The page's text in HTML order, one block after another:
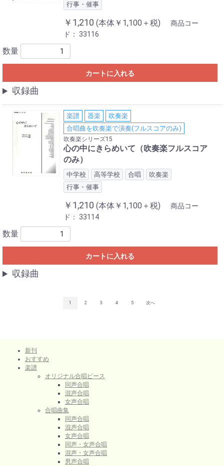
行事・催事
￥1,210 (本体￥1,100＋税)
商品コー
ド： 33116
数量
カートに入れる
収録曲
楽譜 器楽
吹奏楽
合唱曲を吹奏楽で演奏(フルスコアのみ)
吹奏楽シリーズ15
心の中にきらめいて（吹奏楽フルスコア
のみ）
中学校 高等学校 合唱
吹奏楽
行事・催事
￥1,210 (本体￥1,100＋税)
商品コー
ド： 33114
数量
カートに入れる
収録曲
1 2 3 4 5 次へ
新刊
おすすめ
楽譜
オリジナル合唱ピース
同声合唱
混声合唱
女声合唱
合唱曲集
同声合唱
混声合唱
女声合唱
同声・女声合唱
混声・女声合唱
男声合唱